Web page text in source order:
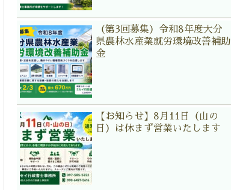
（第3回募集）令和8年度大分
県農林水産業就労環境改善補助
金
【お知らせ】8月11日（山の
日）は休まず営業いたします